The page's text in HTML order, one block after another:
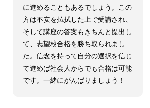
に進めることもあるでしょう。この
方は不安を払拭した上で受講され、
そして講座の答案もきちんと提出し
て、志望校合格を勝ち取られまし
た。信念を持って自分の選択を信じ
て進めば社会人からでも合格は可能
です。一緒にがんばりましょう！